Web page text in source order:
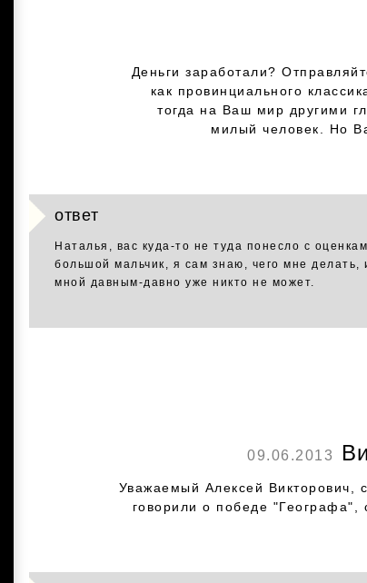
Деньги заработали?
как провинциального
тогда на Ваш мир другими
милый человек. Но
ответ
Наталья, вас куда-то не туда понесло с
большой мальчик, я сам знаю, чего мне делать,
мной давным-давно уже никто не может.
09.06.2013
Уважаемый Алексей Викторович,
говорили о победе "Географа",